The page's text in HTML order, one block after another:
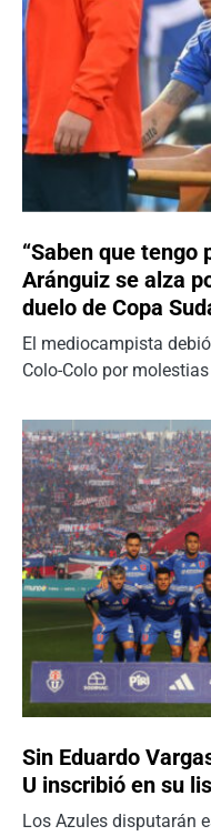
“Saben que tengo
Aránguiz se alza
duelo de Copa
El mediocampista
Colo-Colo por
Sin Eduardo
U inscribió en su
Los Azules disputarán